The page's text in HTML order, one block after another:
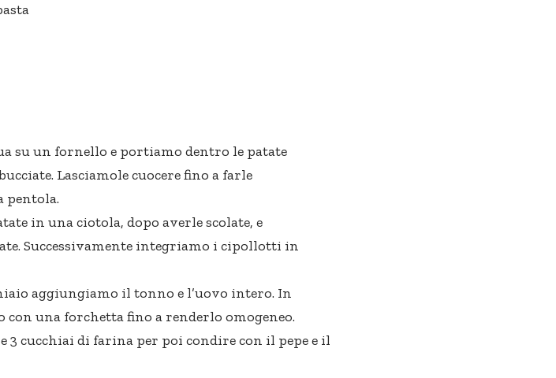
su un fornello e portiamo dentro le patate
Lasciamole cuocere fino a farle
pentola.
in una ciotola, dopo averle scolate, e
Successivamente integriamo i cipollotti in
aggiungiamo il tonno e l’uovo intero. In
una forchetta fino a renderlo omogeneo.
3 cucchiai di farina per poi condire con il pepe e il